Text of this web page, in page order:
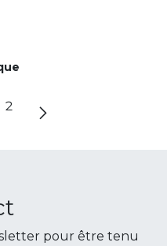
2
pour être tenu